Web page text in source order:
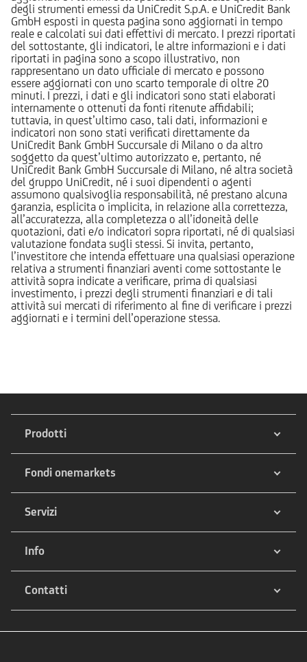
degli strumenti emessi da UniCredit S.p.A. e UniCredit Bank
GmbH esposti in questa pagina sono aggiornati in tempo
reale e calcolati sui dati effettivi di mercato. I prezzi riportati
del sottostante, gli indicatori, le altre informazioni e i dati
riportati in pagina sono a scopo illustrativo, non
rappresentano un dato ufficiale di mercato e possono
essere aggiornati con uno scarto temporale di oltre 20
minuti. I prezzi, i dati e gli indicatori sono stati elaborati
internamente o ottenuti da fonti ritenute affidabili;
tuttavia, in quest’ultimo caso, tali dati, informazioni e
indicatori non sono stati verificati direttamente da
UniCredit Bank GmbH Succursale di Milano o da altro
soggetto da quest’ultimo autorizzato e, pertanto, né
UniCredit Bank GmbH Succursale di Milano, né altra società
del gruppo UniCredit, né i suoi dipendenti o agenti
assumono qualsivoglia responsabilità, né prestano alcuna
garanzia, esplicita o implicita, in relazione alla correttezza,
all’accuratezza, alla completezza o all’idoneità delle
quotazioni, dati e/o indicatori sopra riportati, né di qualsiasi
valutazione fondata sugli stessi. Si invita, pertanto,
l’investitore che intenda effettuare una qualsiasi operazione
relativa a strumenti finanziari aventi come sottostante le
attività sopra indicate a verificare, prima di qualsiasi
investimento, i prezzi degli strumenti finanziari e di tali
attività sui mercati di riferimento al fine di verificare i prezzi
aggiornati e i termini dell’operazione stessa.
Prodotti
Fondi onemarkets
Servizi
Info
Contatti